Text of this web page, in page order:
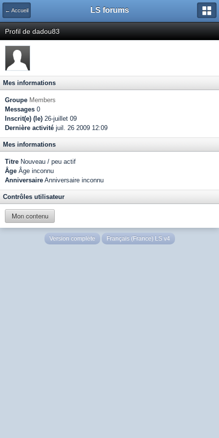
← Accueil LS forums
Profil de dadou83
Mes informations
Groupe Members
Messages 0
Inscrit(e) (le) 26-juillet 09
Dernière activité juil. 26 2009 12:09
Mes informations
Titre Nouveau / peu actif
Âge Âge inconnu
Anniversaire Anniversaire inconnu
Contrôles utilisateur
Mon contenu
Version complète Français (France) LS v4